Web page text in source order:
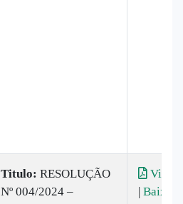
Titulo: RESOLUÇÃO
Nº 004/2024 –
| Baixar